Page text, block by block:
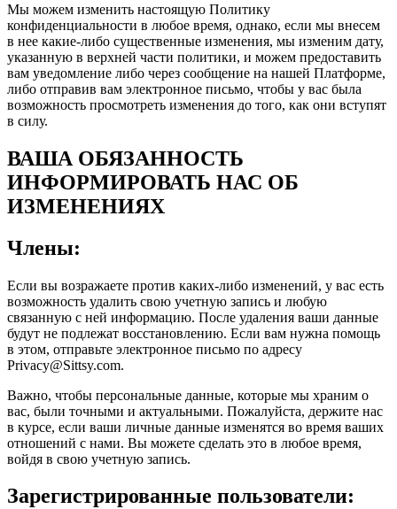
Мы можем изменить настоящую Политику
конфиденциальности в любое время, однако, если мы внесем
в нее какие-либо существенные изменения, мы изменим дату,
указанную в верхней части политики, и можем предоставить
вам уведомление либо через сообщение на нашей Платформе,
либо отправив вам электронное письмо, чтобы у вас была
возможность просмотреть изменения до того, как они вступят
в силу.
ВАША ОБЯЗАННОСТЬ
ИНФОРМИРОВАТЬ НАС ОБ
ИЗМЕНЕНИЯХ
Члены:
Если вы возражаете против каких-либо изменений, у вас есть
возможность удалить свою учетную запись и любую
связанную с ней информацию. После удаления ваши данные
будут не подлежат восстановлению. Если вам нужна помощь
в этом, отправьте электронное письмо по адресу
Privacy@Sittsy.com.
Важно, чтобы персональные данные, которые мы храним о
вас, были точными и актуальными. Пожалуйста, держите нас
в курсе, если ваши личные данные изменятся во время ваших
отношений с нами. Вы можете сделать это в любое время,
войдя в свою учетную запись.
Зарегистрированные пользователи: